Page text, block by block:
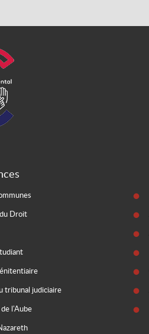
Droit
tribunal judiciaire
l'Aube